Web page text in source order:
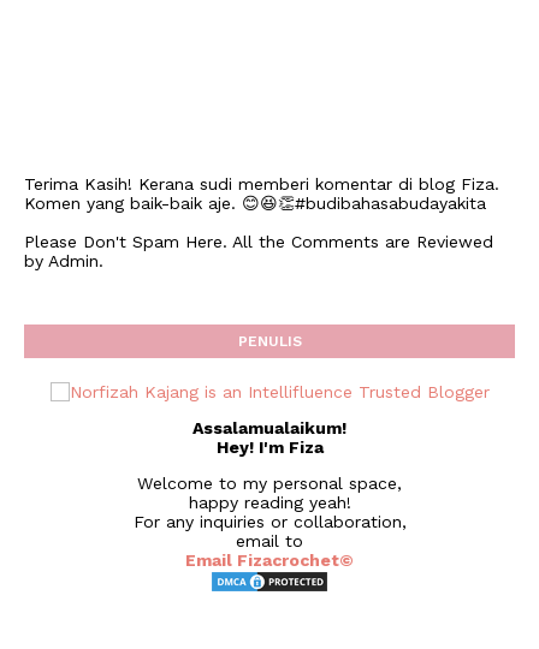
Terima Kasih! Kerana sudi memberi komentar di blog Fiza.
Komen yang baik-baik aje. 😊😆👏#budibahasabudayakita
Please Don't Spam Here. All the Comments are Reviewed
by Admin.
PENULIS
Assalamualaikum!
Hey! I'm Fiza
Welcome to my personal space,
happy reading yeah!
For any inquiries or collaboration,
email to
Email Fizacrochet©